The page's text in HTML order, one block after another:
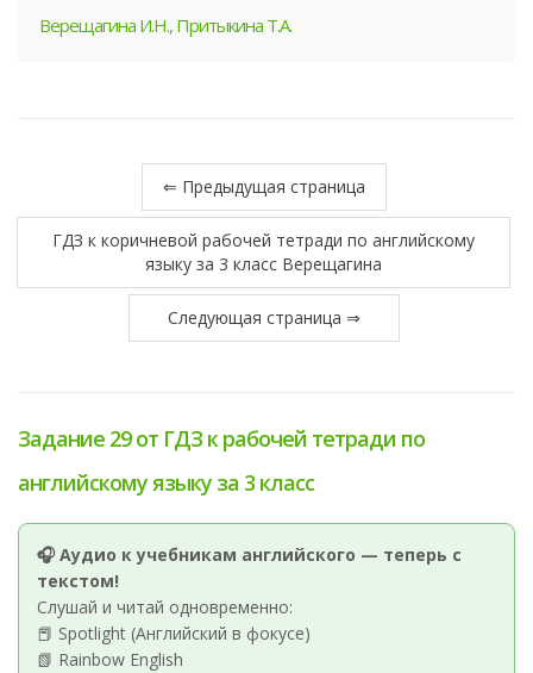
Верещагина И.Н., Притыкина Т.А.
⇐ Предыдущая страница
ГДЗ к коричневой рабочей тетради по английскому
языку за 3 класс Верещагина
Следующая страница ⇒
Задание 29 от ГДЗ к рабочей тетради по
английскому языку за 3 класс
🎧 Аудио к учебникам английского — теперь с
текстом!
Слушай и читай одновременно:
📕 Spotlight (Английский в фокусе)
📗 Rainbow English